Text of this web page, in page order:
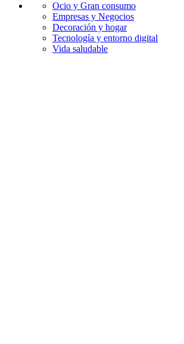
Ocio y Gran consumo
Empresas y Negocios
Decoración y hogar
Tecnología y entorno digital
Vida saludable